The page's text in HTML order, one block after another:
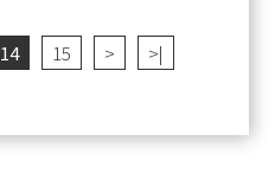
14 15 > >|